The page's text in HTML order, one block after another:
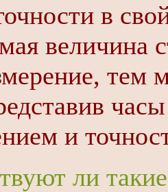
в
величина
тем
и
ли